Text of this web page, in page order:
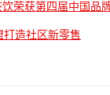
饮荣获第四届中国品
打造社区新零售